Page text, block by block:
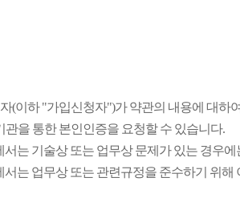
(이하 "가입신청자")가 약관의 내용에 대하
을 통한 본인인증을 요청할 수 있습니다.
는 기술상 또는 업무상 문제가 있는 경우
는 업무상 또는 관련규정을 준수하기 위해